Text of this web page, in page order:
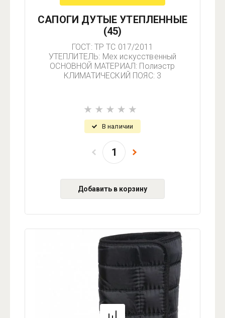
САПОГИ ДУТЫЕ УТЕПЛЕННЫЕ
(45)
ГОСТ: ТР ТС 017/2011
УТЕПЛИТЕЛЬ: Мех искусственный
ОСНОВНОЙ МАТЕРИАЛ: Полиэстр
КЛИМАТИЧЕСКИЙ ПОЯС: 3
В наличии
Добавить в корзину